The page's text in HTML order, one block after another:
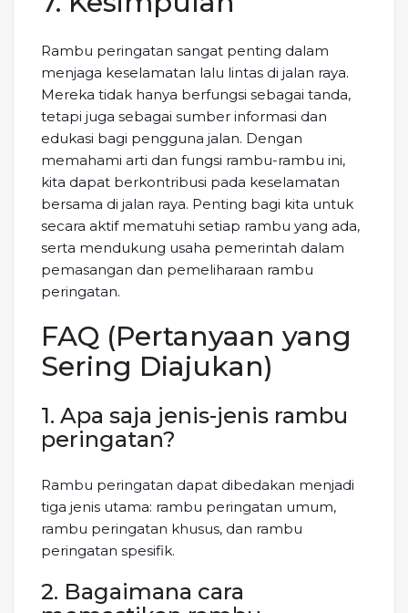
Rambu peringatan sangat penting dalam
menjaga keselamatan lalu lintas di jalan raya.
Mereka tidak hanya berfungsi sebagai tanda,
tetapi juga sebagai sumber informasi dan
edukasi bagi pengguna jalan. Dengan
memahami arti dan fungsi rambu-rambu ini,
kita dapat berkontribusi pada keselamatan
bersama di jalan raya. Penting bagi kita untuk
secara aktif mematuhi setiap rambu yang ada,
serta mendukung usaha pemerintah dalam
pemasangan dan pemeliharaan rambu
peringatan.
FAQ (Pertanyaan yang
Sering Diajukan)
1. Apa saja jenis-jenis rambu
peringatan?
Rambu peringatan dapat dibedakan menjadi
tiga jenis utama: rambu peringatan umum,
rambu peringatan khusus, dan rambu
peringatan spesifik.
2. Bagaimana cara